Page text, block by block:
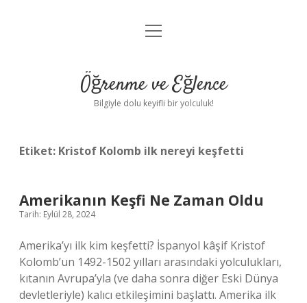
Anasayfa
Yasal Uyarı
menüyü
Öğrenme ve Eğlence
Bilgiyle dolu keyifli bir yolculuk!
Etiket: Kristof Kolomb ilk nereyi keşfetti
Amerikanın Keşfi Ne Zaman Oldu
Tarih: Eylül 28, 2024
Amerika’yı ilk kim keşfetti? İspanyol kâşif Kristof
Kolomb’un 1492-1502 yılları arasındaki yolculukları,
kıtanın Avrupa’yla (ve daha sonra diğer Eski Dünya
devletleriyle) kalıcı etkileşimini başlattı. Amerika ilk